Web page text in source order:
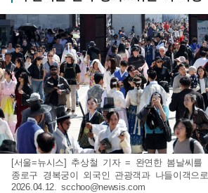
[서울=뉴시스] 추상철 기자 = 완연한 봄날씨
종로구 경복궁이 외국인 관광객과 나들이객으
2026.04.12.scchoo@newsis.com